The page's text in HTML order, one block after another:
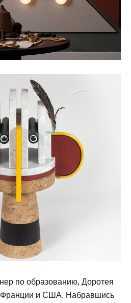
по образованию, Доротея
Франции и США. Набравшись